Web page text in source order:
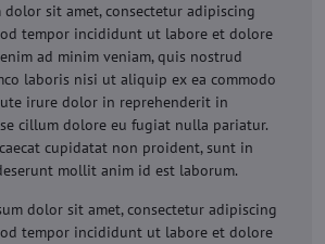
dolor sit amet, consectetur adipiscing
tempor incididunt ut labore et dolore
ad minim veniam, quis nostrud
laboris nisi ut aliquip ex ea commodo
irure dolor in reprehenderit in
cillum dolore eu fugiat nulla pariatur.
cupidatat non proident, sunt in
mollit anim id est laborum.
dolor sit amet, consectetur adipiscing
tempor incididunt ut labore et dolore